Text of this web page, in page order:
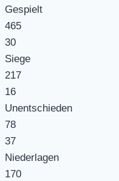
Gespielt
465
30
Siege
217
16
Unentschieden
78
37
Niederlagen
170